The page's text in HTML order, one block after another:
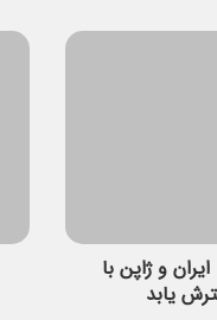
و ژاپن با
یابد